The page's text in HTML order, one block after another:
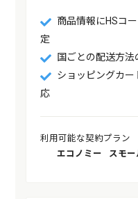
商品情報にHSコ
定
国ごとの配送方法
ショッピングカ
応
利用可能な契約プラン
エコノミー
スモー